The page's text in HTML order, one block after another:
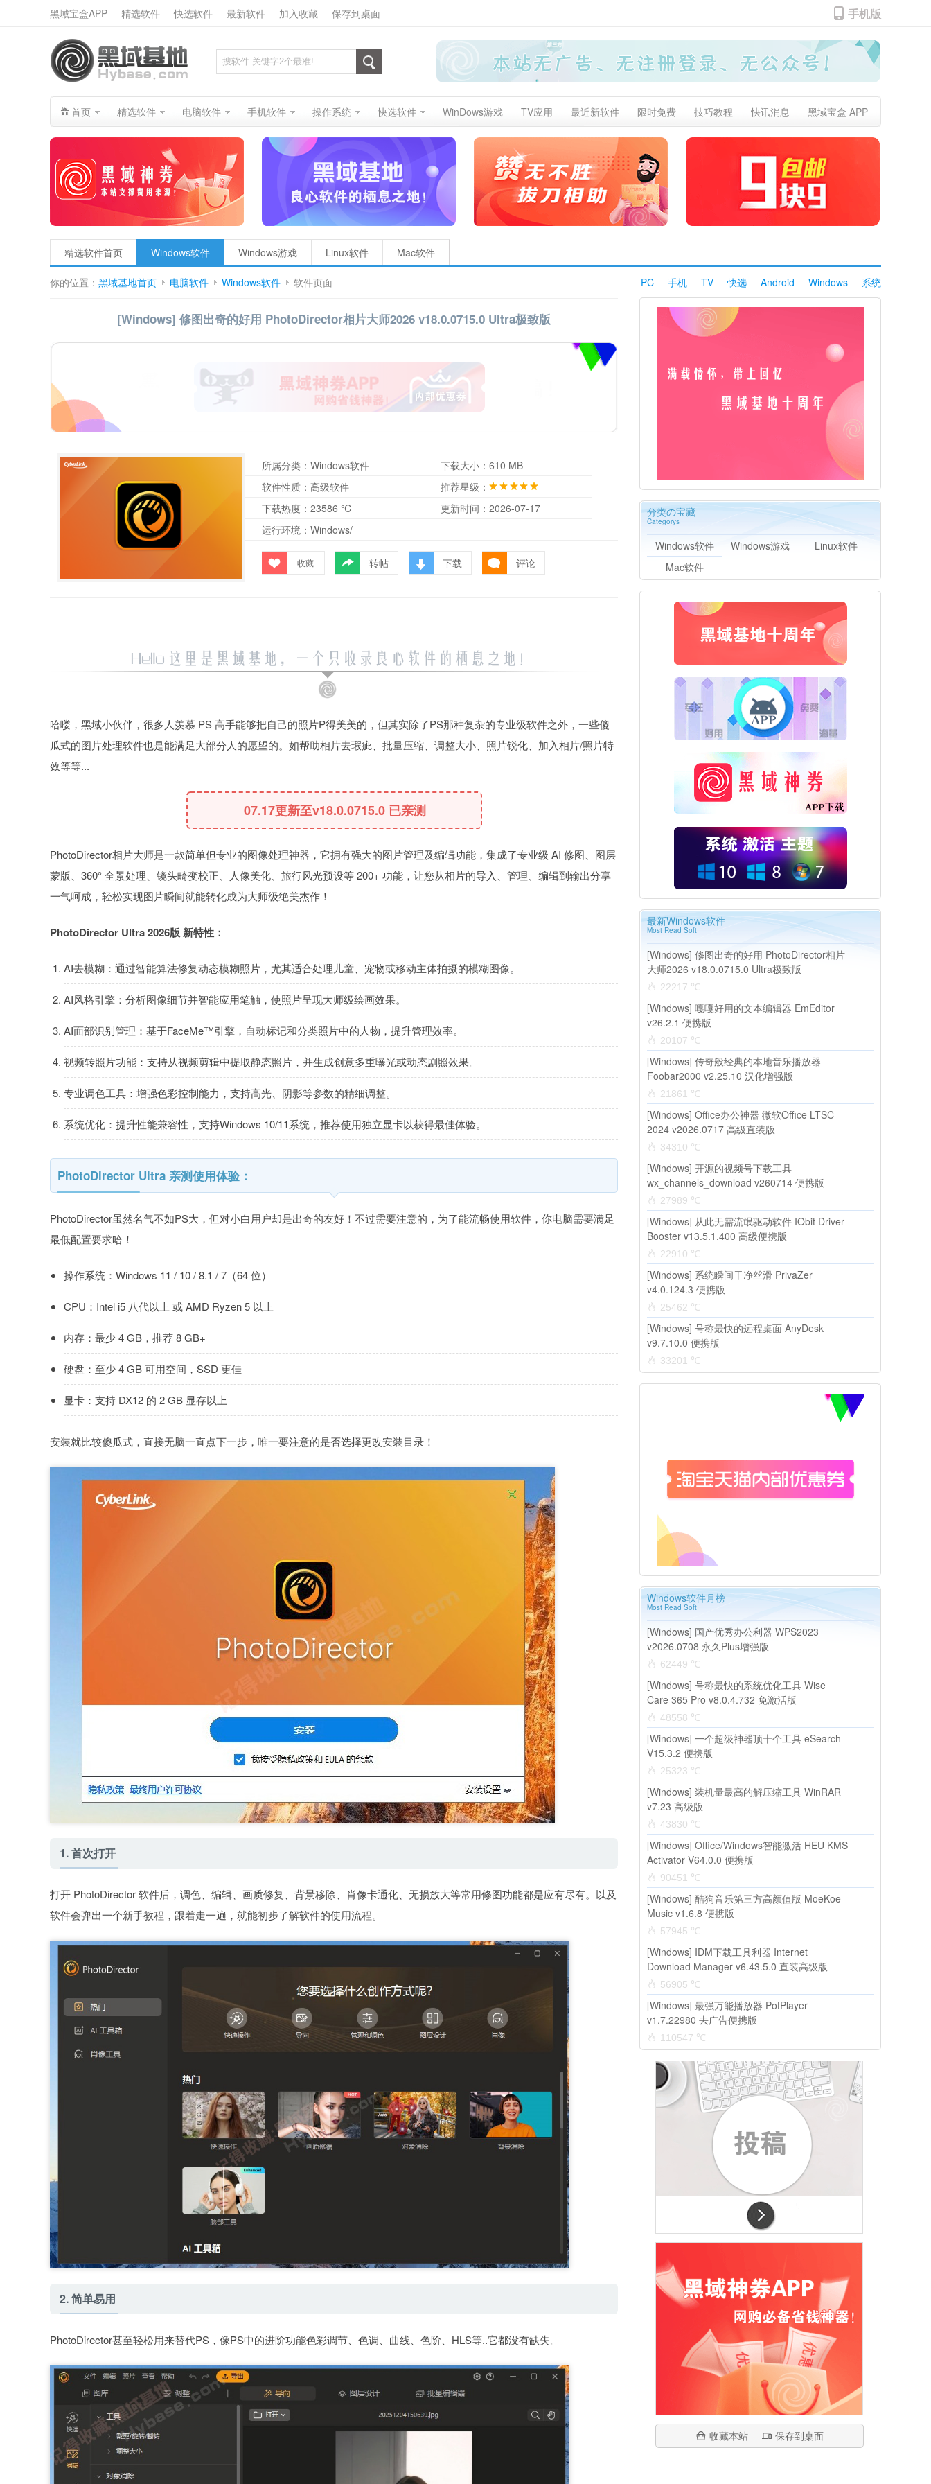
黑域宝盒APP 精选软件 快选软件 最新软件 加入收藏 保存到桌面 手机版
首页 精选软件 电脑软件 手机软件 操作系统 快选软件 WinDows游戏 TV应用 最近新软件 限时免费 技巧教程 快讯消息 黑域宝盒 APP
精选软件首页 Windows软件 Windows游戏 Linux软件 Mac软件
你的位置： 黑域基地首页 电脑软件 Windows软件 软件页面 PC 手机 TV 快选 Android Windows 系统
[Windows] 修图出奇的好用 PhotoDirector相片大师2026 v18.0.0715.0 Ultra极致版
所属分类： Windows软件 下载大小： 610 MB
软件性质： 高级软件
推荐星级：
下载热度： 23586 ℃ 更新时间： 2026-07-17
运行环境： Windows/
收藏 转帖 下载 评论
哈喽，黑域小伙伴，很多人羡慕 PS 高手能够把自己的照片P得美美的，但其实除了PS那种复杂的专业级软件之外，一些傻
瓜式的图片处理软件也是能满足大部分人的愿望的。如帮助相片去瑕疵、批量压缩、调整大小、照片锐化、加入相片/照片特
效等等...
07.17更新至v18.0.0715.0 已亲测
PhotoDirector相片大师是一款简单但专业的图像处理神器，它拥有强大的图片管理及编辑功能，集成了专业级 AI 修图、图层
蒙版、360° 全景处理、镜头畸变校正、人像美化、旅行风光预设等 200+ 功能，让您从相片的导入、管理、编辑到输出分享
一气呵成，轻松实现图片瞬间就能转化成为大师级绝美杰作！
PhotoDirector Ultra 2026版 新特性：
AI去模糊‌：通过智能算法修复动态模糊照片，尤其适合处理儿童、宠物或移动主体拍摄的模糊图像‌。
AI风格引擎‌：分析图像细节并智能应用笔触，使照片呈现大师级绘画效果‌。
AI面部识别管理‌：基于FaceMe™引擎，自动标记和分类照片中的人物，提升管理效率‌。
视频转照片功能‌：支持从视频剪辑中提取静态照片，并生成创意多重曝光或动态剧照效果‌。
专业调色工具‌：增强色彩控制能力，支持高光、阴影等参数的精细调整‌。
系统优化‌：提升性能兼容性，支持Windows 10/11系统，推荐使用独立显卡以获得最佳体验。
PhotoDirector Ultra 亲测使用体验：
PhotoDirector虽然名气不如PS大，但对小白用户却是出奇的友好！不过需要注意的，为了能流畅使用软件，你电脑需要满足
最低配置要求哈！
操作系统：Windows 11 / 10 / 8.1 / 7（64 位）
CPU：Intel i5 八代以上 或 AMD Ryzen 5 以上
内存：最少 4 GB，推荐 8 GB+
硬盘：至少 4 GB 可用空间，SSD 更佳
显卡：支持 DX12 的 2 GB 显存以上
安装就比较傻瓜式，直接无脑一直点下一步，唯一要注意的是否选择更改安装目录！
1. 首次打开
打开 PhotoDirector 软件后，调色、编辑、画质修复、背景移除、肖像卡通化、无损放大等常用修图功能都是应有尽有。以及
软件会弹出一个新手教程，跟着走一遍，就能初步了解软件的使用流程。
2. 简单易用
PhotoDirector甚至轻松用来替代PS，像PS中的进阶功能色彩调节、色调、曲线、色阶、HLS等..它都没有缺失。
分类の宝藏
Categorys
Windows软件 Windows游戏
Linux软件
Mac软件
最新Windows软件
Most Read Soft
[Windows] 修图出奇的好用 PhotoDirector相片
大师2026 v18.0.0715.0 Ultra极致版
22217 ℃
[Windows] 嘎嘎好用的文本编辑器 EmEditor
v26.2.1 便携版
20107 ℃
[Windows] 传奇般经典的本地音乐播放器
Foobar2000 v2.25.10 汉化增强版
21861 ℃
[Windows] Office办公神器 微软Office LTSC
2024 v2026.0717 高级直装版
34310 ℃
[Windows] 开源的视频号下载工具
wx_channels_download v260714 便携版
27989 ℃
[Windows] 从此无需流氓驱动软件 IObit Driver
Booster v13.5.1.400 高级便携版
22910 ℃
[Windows] 系统瞬间干净丝滑 PrivaZer
v4.0.124.3 便携版
25462 ℃
[Windows] 号称最快的远程桌面 AnyDesk
v9.7.10.0 便携版
33201 ℃
Windows软件月榜
Most Read Soft
[Windows] 国产优秀办公利器 WPS2023
v2026.0708 永久Plus增强版
62449 ℃
[Windows] 号称最快的系统优化工具 Wise
Care 365 Pro v8.0.4.732 免激活版
48558 ℃
[Windows] 一个超级神器顶十个工具 eSearch
V15.3.2 便携版
25323 ℃
[Windows] 装机量最高的解压缩工具 WinRAR
v7.23 高级版
43830 ℃
[Windows] Office/Windows智能激活 HEU KMS
Activator V64.0.0 便携版
90451 ℃
[Windows] 酷狗音乐第三方高颜值版 MoeKoe
Music v1.6.8 便携版
57945 ℃
[Windows] IDM下载工具利器 Internet
Download Manager v6.43.5.0 直装高级版
56905 ℃
[Windows] 最强万能播放器 PotPlayer
v1.7.22980 去广告便携版
110547 ℃
收藏本站 保存到桌面